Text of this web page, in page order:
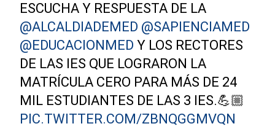
ESCUCHA Y RESPUESTA DE LA
@ALCALDIADEMED @SAPIENCIAMED
@EDUCACIONMED Y LOS RECTORES
DE LAS IES QUE LOGRARON LA
MATRÍCULA CERO PARA MÁS DE 24
MIL ESTUDIANTES DE LAS 3 IES.💪🏼
PIC.TWITTER.COM/ZBNQGGMVQN